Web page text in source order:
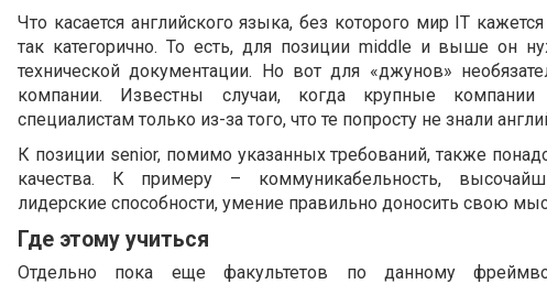
Что касается английского языка, без которого мир IT
так категорично. То есть, для позиции middle и выше он
технической документации. Но вот для «джунов»
компании. Известны случаи, когда крупные
специалистам только из-за того, что те попросту не знали
К позиции senior, помимо указанных требований, также
качества. К примеру – коммуникабельность,
лидерские способности, умение правильно доносить свою
Где этому учиться
Отдельно пока еще факультетов по данному